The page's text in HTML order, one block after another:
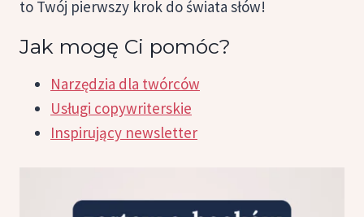
to Twój pierwszy krok do świata słów!
Jak mogę Ci pomóc?
Narzędzia dla twórców
Usługi copywriterskie
Inspirujący newsletter